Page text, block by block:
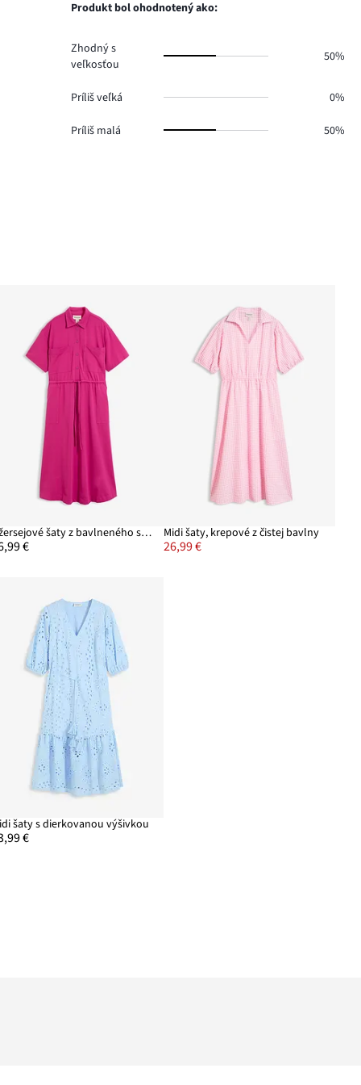
hlasov
Produkt bol ohodnotený ako:
Zhodný s
veľkosťou
50%
Príliš veľká 0%
Príliš malá 50%
Džersejové šaty z bavlneného streču
€
Midi šaty, krepové z čistej bavlny
26,99 €
šaty s dierkovanou výšivkou
€